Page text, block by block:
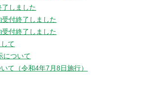
しました
付終了しました
付終了しました
て
について
て（令和4年7月8日施行）